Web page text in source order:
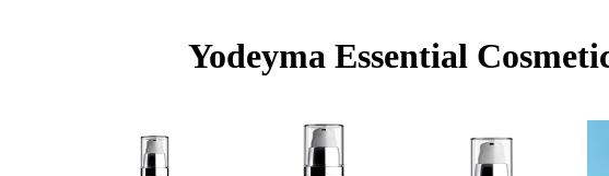
Yodeyma Essential